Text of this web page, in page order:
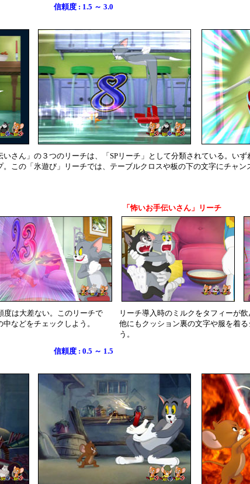
信頼度 : 1.5 ～ 3.0
いさん」の３つのリーチは、「SPリーチ」として分類されている。い
この「氷遊び」リーチでは、テーブルクロスや板の下の文字にチャ
「怖いお手伝いさん」リーチ
度は大差ない。このリーチで
などをチェックしよう。
信頼度 : 0.5 ～ 1.5
リーチ導入時のミルクをタフィーが
他にもクッション裏の文字や服を着
う。